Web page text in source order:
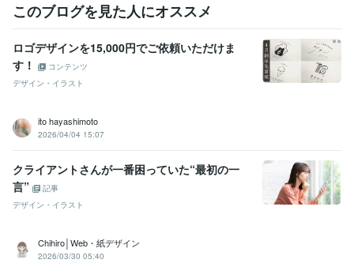
このブログを見た人にオススメ
ロゴデザインを15,000円でご依頼いただけま
す！
コンテンツ
デザイン・イラスト
ito hayashimoto
2026/04/04 15:07
クライアントさんが一番困っていた“最初の一
言”
記事
デザイン・イラスト
Chihiro│Web・紙デザイン
2026/03/30 05:40